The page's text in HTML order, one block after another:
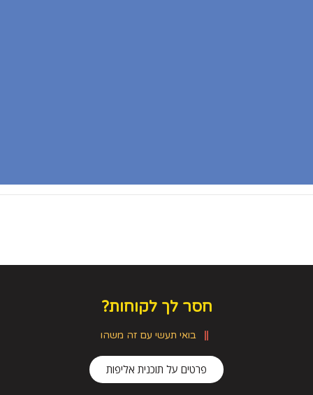
חסר לך לקוחות?
בואי תעשי עם זה משהו
פרטים על תוכנית אליפות